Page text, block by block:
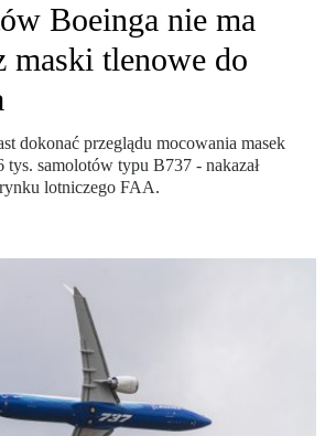
Boeinga nie ma
maski tlenowe do
dokonać przeglądu mocowania masek
samolotów typu B737 - nakazał
lotniczego FAA.